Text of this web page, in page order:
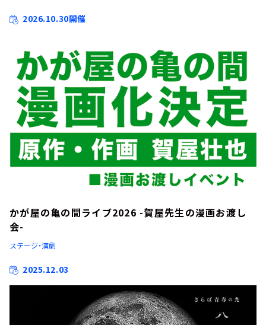
2026.10.30開催
かが屋の亀の間ライブ2026 -賀屋先生の漫画お渡し
会-
ステージ・演劇
2025.12.03